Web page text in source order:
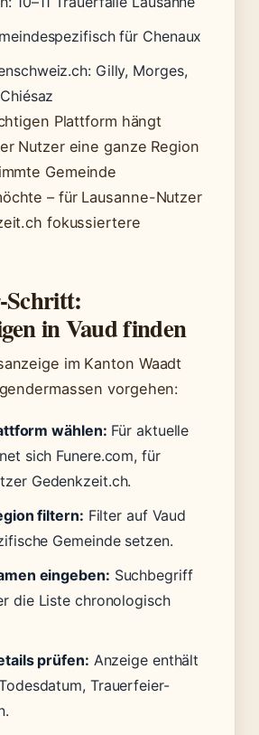
für Chenaux
Gilly, Morges,
Plattform hängt
Nutzer eine ganze Region
Gemeinde
– für Lausanne-Nutzer
fokussiertere
in Vaud finden
im Kanton Waadt
vorgehen:
wählen: Für aktuelle
sich Funere.com, für
Gedenkzeit.ch.
filtern: Filter auf Vaud
Gemeinde setzen.
eingeben: Suchbegriff
die Liste chronologisch
prüfen: Anzeige enthält
Trauerfeier-